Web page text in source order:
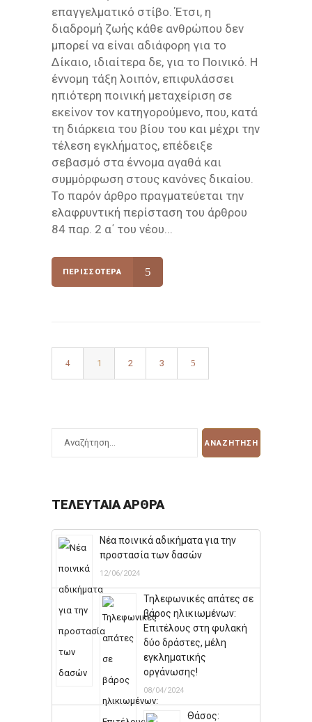
επαγγελματικό στίβο. Έτσι, η
διαδρομή ζωής κάθε ανθρώπου δεν
μπορεί να είναι αδιάφορη για το
Δίκαιο, ιδιαίτερα δε, για το Ποινικό. Η
έννομη τάξη λοιπόν, επιφυλάσσει
ηπιότερη ποινική μεταχείριση σε
εκείνον τον κατηγορούμενο, που, κατά
τη διάρκεια του βίου του και μέχρι την
τέλεση εγκλήματος, επέδειξε
σεβασμό στα έννομα αγαθά και
συμμόρφωση στους κανόνες δικαίου.
Το παρόν άρθρο πραγματεύεται την
ελαφρυντική περίσταση του άρθρου
84 παρ. 2 α΄ του νέου...
ΠΕΡΙΣΣΌΤΕΡΑ
1 2 3
ΤΕΛΕΥΤΑΊΑ ΆΡΘΡΑ
Νέα ποινικά αδικήματα για την
προστασία των δασών
12/06/2024
Τηλεφωνικές απάτες σε
βάρος ηλικιωμένων:
Επιτέλους στη φυλακή
δύο δράστες, μέλη
εγκληματικής
οργάνωσης!
08/04/2024
Θάσος: